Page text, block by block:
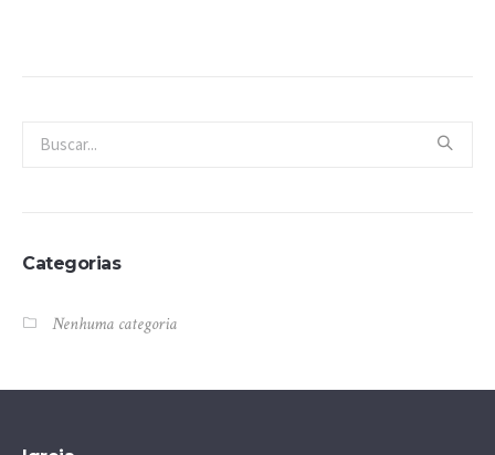
Categorias
Nenhuma categoria